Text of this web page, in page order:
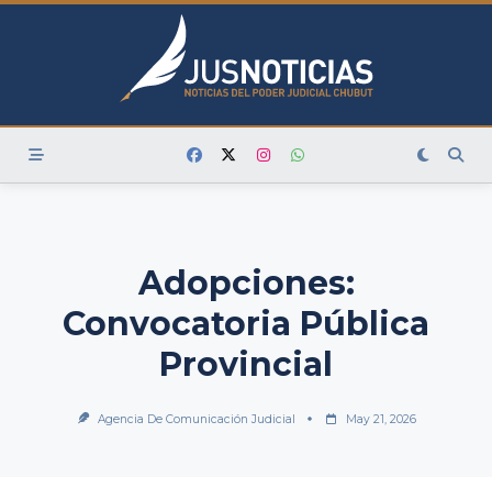
Skip
Adopciones:
Convocatoria Pública
Provincial
Agencia De Comunicación Judicial May 21, 2026